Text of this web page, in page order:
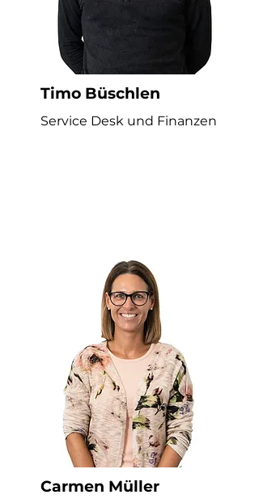
Timo Büschlen
Service Desk und Finanzen
Carmen Müller